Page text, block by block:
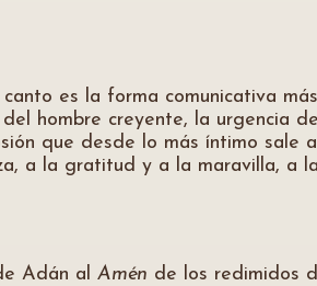
es la forma comunicativa
hombre creyente, la urgencia
que desde lo más íntimo sale
a la gratitud y a la maravilla, a la
Adán al Amén de los redimidos